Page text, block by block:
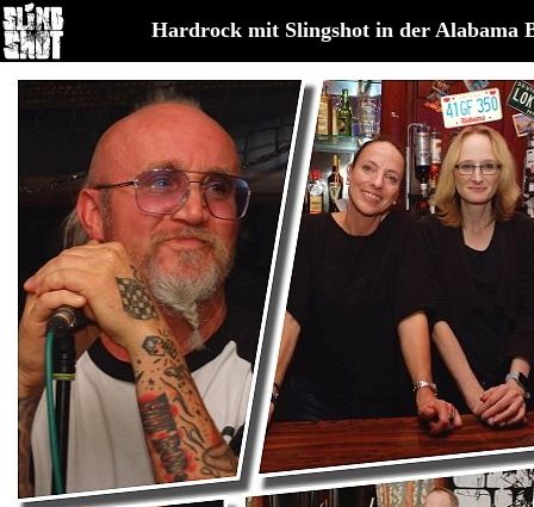
Hardrock mit Slingshot in der Alabama